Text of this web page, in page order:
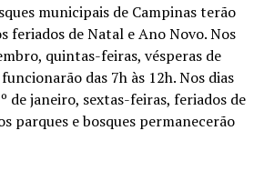
municipais de Campinas terão
feriados de Natal e Ano Novo. Nos
quintas-feiras, vésperas de
das 7h às 12h. Nos dias
de janeiro, sextas-feiras, feriados de
parques e bosques permanecerão